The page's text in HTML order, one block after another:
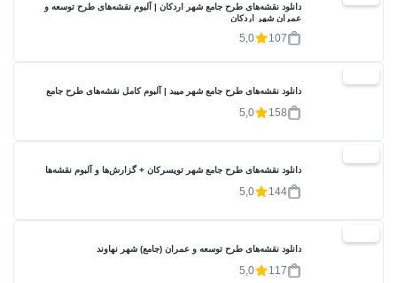
دانلود نقشه‌های طرح جامع شهر اردکان | آلبوم نقشه‌های طرح توسعه و
عمران شهر اردکان
107
5,0
دانلود نقشه‌های طرح جامع شهر میبد | آلبوم کامل نقشه‌های طرح جامع
158
5,0
دانلود نقشه‌های طرح جامع شهر تویسرکان + گزارش‌ها و آلبوم نقشه‌ها
144
5,0
دانلود نقشه‌های طرح توسعه و عمران (جامع) شهر نهاوند
117
5,0